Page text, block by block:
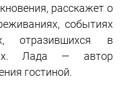
расскажет о
событиях
отразившихся в
Лада — автор
гостиной.